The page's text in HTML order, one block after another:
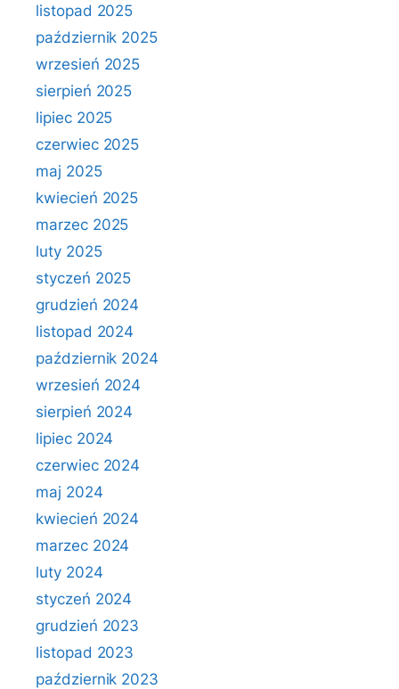
listopad 2025
październik 2025
wrzesień 2025
sierpień 2025
lipiec 2025
czerwiec 2025
maj 2025
kwiecień 2025
marzec 2025
luty 2025
styczeń 2025
grudzień 2024
listopad 2024
październik 2024
wrzesień 2024
sierpień 2024
lipiec 2024
czerwiec 2024
maj 2024
kwiecień 2024
marzec 2024
luty 2024
styczeń 2024
grudzień 2023
listopad 2023
październik 2023